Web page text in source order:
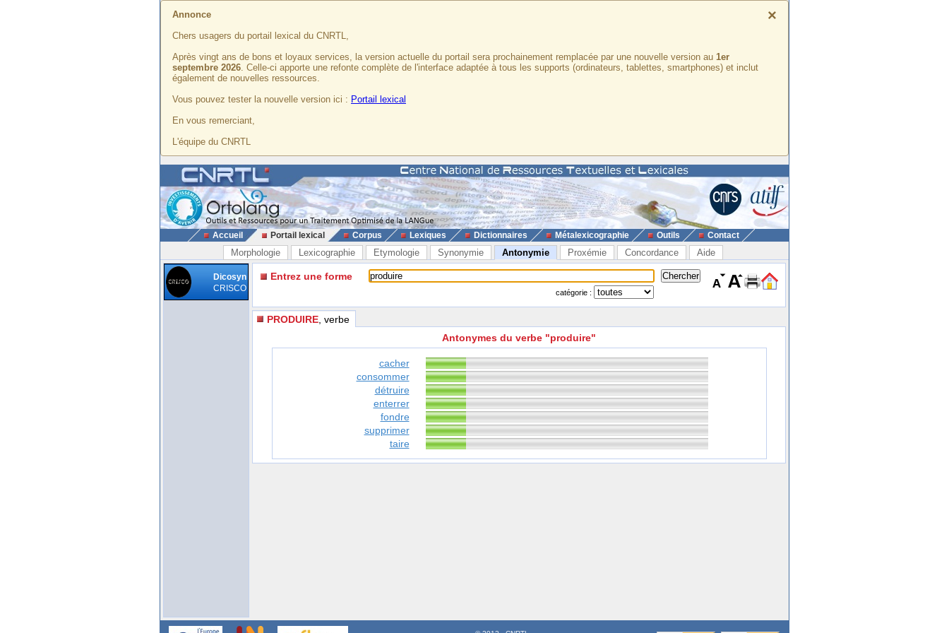
×
Annonce
Chers usagers du portail lexical du CNRTL,
Après vingt ans de bons et loyaux services, la version actuelle du portail sera prochainement remplacée par une nouvelle version au 1er
septembre 2026. Celle-ci apporte une refonte complète de l'interface adaptée à tous les supports (ordinateurs, tablettes, smartphones) et inclut
également de nouvelles ressources.
Vous pouvez tester la nouvelle version ici : Portail lexical
En vous remerciant,
L'équipe du CNRTL
Accueil Portail lexical Corpus Lexiques Dictionnaires Métalexicographie Outils Contact
Morphologie Lexicographie Etymologie Synonymie Antonymie Proxémie Concordance Aide
Dicosyn
CRISCO
Entrez une forme
catégorie :
PRODUIRE , verbe
Antonymes du verbe "produire"
cacher
consommer
détruire
enterrer
fondre
supprimer
taire